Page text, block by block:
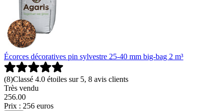
Écorces décoratives pin sylvestre 25-40 mm big-bag 2 m³
(8)Classé 4.0 étoiles sur 5, 8 avis clients
Très vendu
256.00
Prix : 256 euros